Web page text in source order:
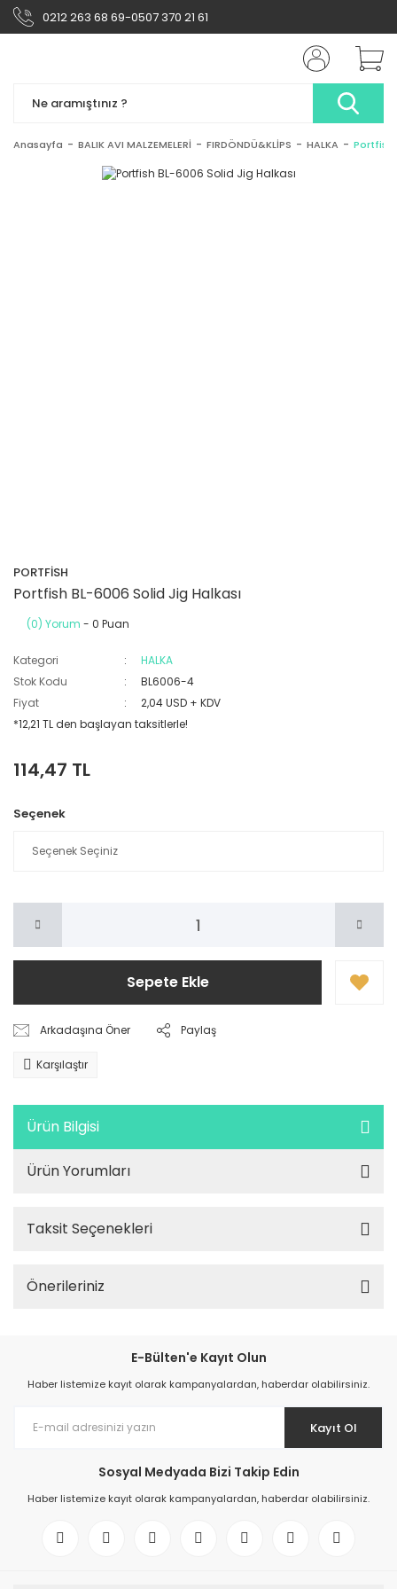
0212 263 68 69-0507 370 21 61
Anasayfa BALIK AVI MALZEMELERİ FIRDÖNDÜ&KLİPS HALKA Portfish
PORTFİSH
Portfish BL-6006 Solid Jig Halkası
(0) Yorum - 0 Puan
Kategori
HALKA
Stok Kodu
BL6006-4
Fiyat
2,04 USD + KDV
*12,21 TL den başlayan taksitlerle!
114,47 TL
Seçenek
Sepete Ekle
Arkadaşına Öner Paylaş
Karşılaştır
Ürün Bilgisi
Ürün Yorumları
Taksit Seçenekleri
Önerileriniz
E-Bülten'e Kayıt Olun
Haber listemize kayıt olarak kampanyalardan, haberdar olabilirsiniz.
Kayıt Ol
Sosyal Medyada Bizi Takip Edin
Haber listemize kayıt olarak kampanyalardan, haberdar olabilirsiniz.